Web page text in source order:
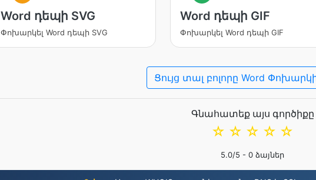
Word դեպի SVG
Փոխարկել Word դեպի SVG
Word դեպի GIF
Փոխարկել Word դեպի GIF
Ցույց տալ բոլորը Word
Գնահատեք այս գործիքը
☆
☆
☆
☆
☆
5.0/5 - 0 ձայներ